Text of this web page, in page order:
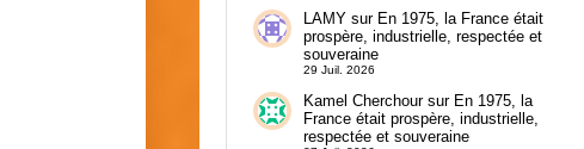
LAMYsur En 1975, la France était
prospère, industrielle, respectée et
souveraine
29 Juil. 2026
Kamel Cherchoursur En 1975, la
France était prospère, industrielle,
respectée et souveraine